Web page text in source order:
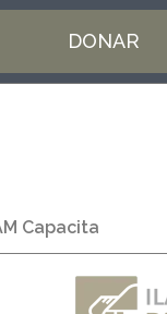
DONAR
Capacita